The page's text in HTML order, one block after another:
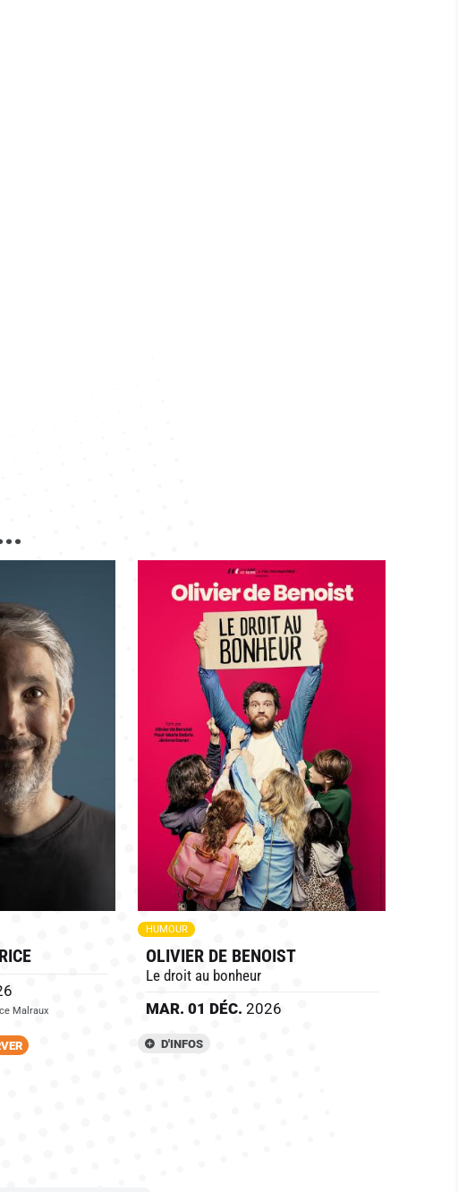
Malraux
HUMOUR
OLIVIER DE BENOIST
Le droit au bonheur
MAR. 01 DÉC. 2026
D'INFOS